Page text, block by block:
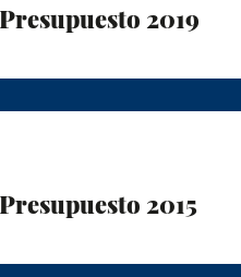
Presupuesto 2019
Presupuesto 2015